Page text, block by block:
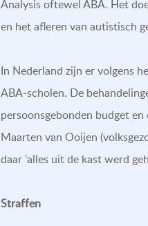
Analysis oftewel ABA. Het
en het afleren van autistisch
In Nederland zijn er volgens
ABA-scholen. De
persoonsgebonden budget
Maarten van Ooijen
daar ‘alles uit de kast werd
Straffen